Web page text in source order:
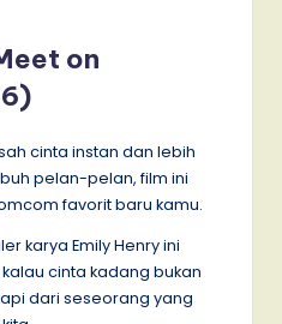
on
cinta instan dan lebih
pelan-pelan, film ini
favorit baru kamu.
karya Emily Henry ini
cinta kadang bukan
dari seseorang yang